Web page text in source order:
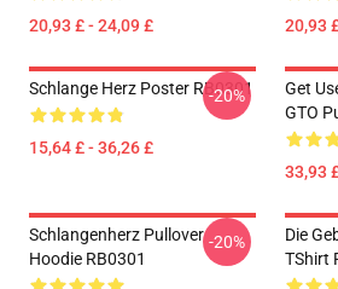
20,93 £ - 24,09 £ 20,93
Schlange Herz Poster RB0301
15,64 £ - 36,26 £
-20%
Get
GTO
33,93
Schlangenherz Pullover
Hoodie RB0301
-20%
Die
TShirt